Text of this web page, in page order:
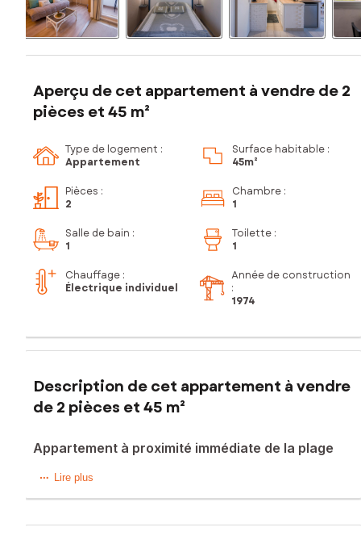
Aperçu de cet appartement à vendre de 2
pièces et 45 m²
Type de logement :
Appartement
Surface habitable :
45m²
Pièces :
2
Chambre :
1
Salle de bain :
1
Toilette :
1
Chauffage :
Électrique individuel
Année de construction
:
1974
Description de cet appartement à vendre
de 2 pièces et 45 m²
Appartement à proximité immédiate de la plage
Situé dans la station balnéaire de Saint-Hilaire-de-Riez
un cadre de vie agréable et recherché. Son agencement
Lire plus